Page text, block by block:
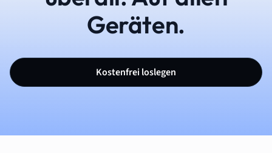
Geräten.
Kostenfrei loslegen